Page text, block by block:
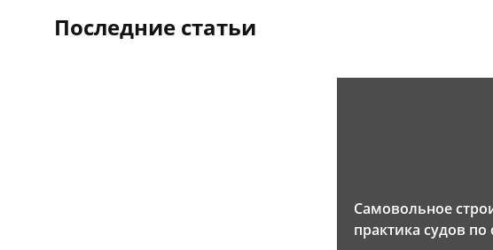
Последние статьи
Самовольное
практика судов